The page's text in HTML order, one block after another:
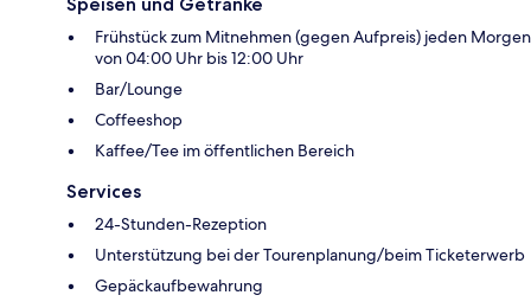
Frühstück zum Mitnehmen (gegen Aufpreis) jeden Morgen
von 04:00 Uhr bis 12:00 Uhr
Bar/Lounge
Coffeeshop
Kaffee/Tee im öffentlichen Bereich
Services
24-Stunden-Rezeption
Unterstützung bei der Tourenplanung/beim Ticketerwerb
Gepäckaufbewahrung